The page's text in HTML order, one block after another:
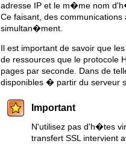
adresse IP et le m�me nom
Ce faisant, des
simultan�ment.
Il est important de savoir que
de ressources que le
pages par seconde. Dans de
disponibles � partir du
Important
N'utilisez pas d'h�tes
transfert SSL